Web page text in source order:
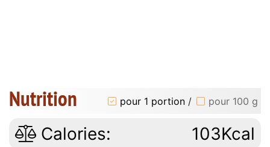
Nutrition pour 1 portion / pour 100 g
Calories: 103Kcal